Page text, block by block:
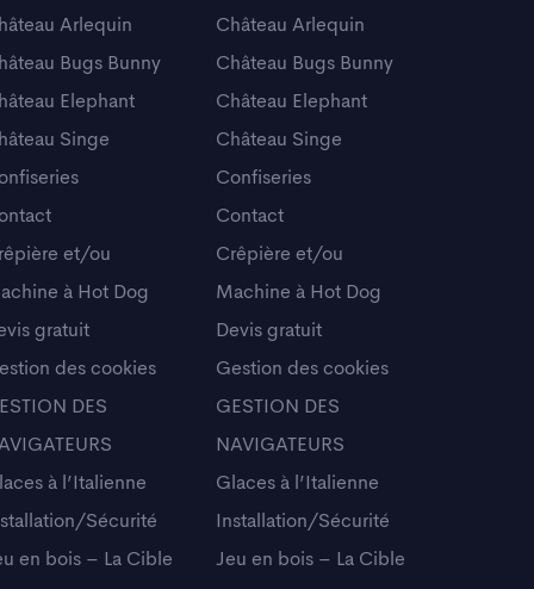
Arlequin
Bugs Bunny
Elephant
Singe
et/ou
à Hot Dog
gratuit
des cookies
DES
à l’Italienne
Sécurité
en bois – La Cible
Château Arlequin
Château Bugs Bunny
Château Elephant
Château Singe
Confiseries
Contact
Crêpière et/ou
Machine à Hot Dog
Devis gratuit
Gestion des cookies
GESTION DES
NAVIGATEURS
Glaces à l’Italienne
Installation/Sécurité
Jeu en bois – La Cible